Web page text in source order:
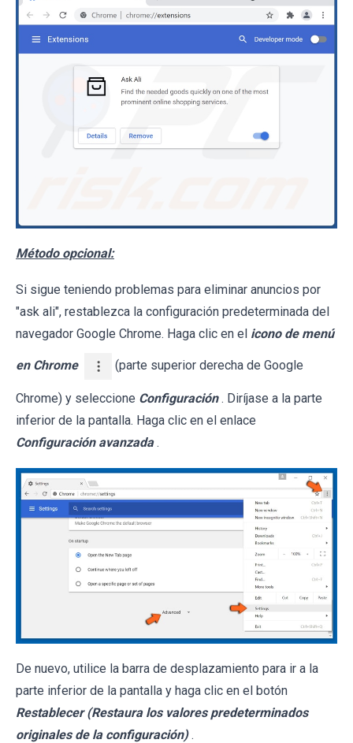
Método opcional:
Si sigue teniendo problemas para eliminar anuncios por
"ask ali", restablezca la configuración predeterminada del
navegador Google Chrome. Haga clic en el icono de menú
en Chrome (parte superior derecha de Google
Chrome) y seleccione Configuración . Diríjase a la parte
inferior de la pantalla. Haga clic en el enlace
Configuración avanzada .
De nuevo, utilice la barra de desplazamiento para ir a la
parte inferior de la pantalla y haga clic en el botón
Restablecer (Restaura los valores predeterminados
originales de la configuración) .